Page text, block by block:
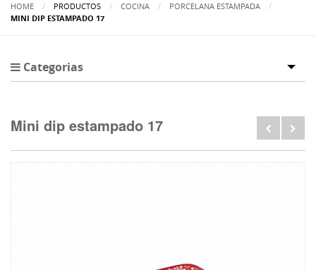
HOME PRODUCTOS COCINA
PORCELANA ESTAMPADA
ACTUALMENTE:
MINI DIP ESTAMPADO 17
Categorias
Mini dip estampado 17